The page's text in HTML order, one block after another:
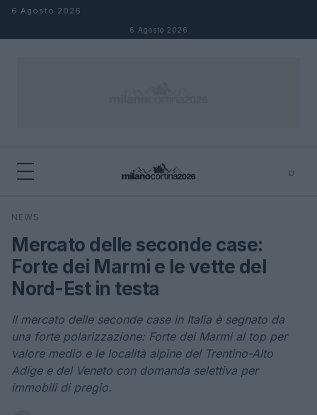
Salta al contenuto
6 Agosto 2026
6 Agosto 2026
⌕
Cerca
NEWS
Mercato delle seconde case:
Forte dei Marmi e le vette del
Nord-Est in testa
Il mercato delle seconde case in Italia è segnato da
una forte polarizzazione: Forte dei Marmi al top per
valore medio e le località alpine del Trentino-Alto
Adige e del Veneto con domanda selettiva per
immobili di pregio.